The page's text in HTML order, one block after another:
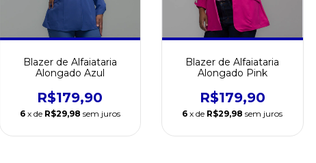
Blazer de Alfaiataria
Alongado Azul
R$179,90
6 x de R$29,98 sem juros
Blazer de Alfaiataria
Alongado Pink
R$179,90
6 x de R$29,98 sem juros